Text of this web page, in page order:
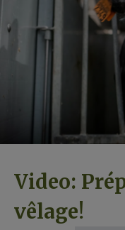
Video:
vêlage!